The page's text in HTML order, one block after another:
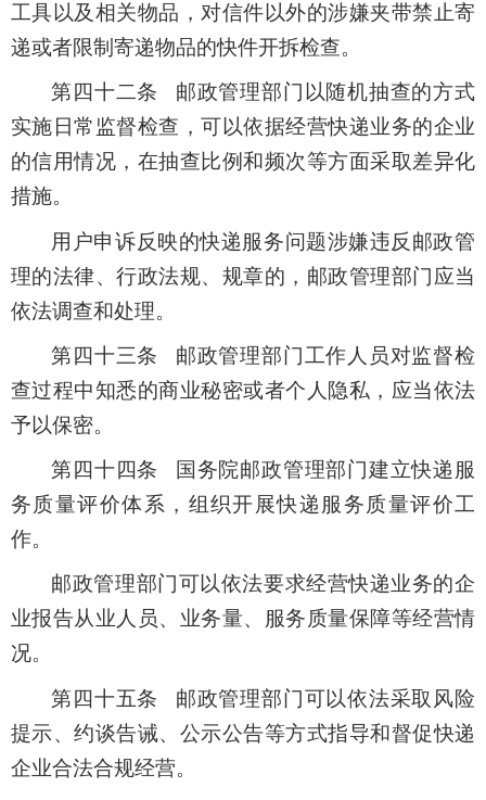
工具以及相关物品，对信件以外的涉嫌夹带禁止寄
递或者限制寄递物品的快件开拆检查。
第四十二条 邮政管理部门以随机抽查的方式
实施日常监督检查，可以依据经营快递业务的企业
的信用情况，在抽查比例和频次等方面采取差异化
措施。
用户申诉反映的快递服务问题涉嫌违反邮政管
理的法律、行政法规、规章的，邮政管理部门应当
依法调查和处理。
第四十三条 邮政管理部门工作人员对监督检
查过程中知悉的商业秘密或者个人隐私，应当依法
予以保密。
第四十四条 国务院邮政管理部门建立快递服
务质量评价体系，组织开展快递服务质量评价工
作。
邮政管理部门可以依法要求经营快递业务的企
业报告从业人员、业务量、服务质量保障等经营情
况。
第四十五条 邮政管理部门可以依法采取风险
提示、约谈告诫、公示公告等方式指导和督促快递
企业合法合规经营。